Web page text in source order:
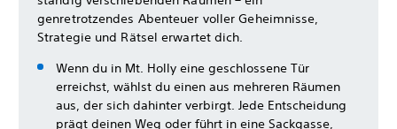
genretrotzendes Abenteuer voller Geheimnisse,
Strategie und Rätsel erwartet dich.
Wenn du in Mt. Holly eine geschlossene Tür
erreichst, wählst du einen aus mehreren Räumen
aus, der sich dahinter verbirgt. Jede Entscheidung
prägt deinen Weg oder führt in eine Sackgasse,